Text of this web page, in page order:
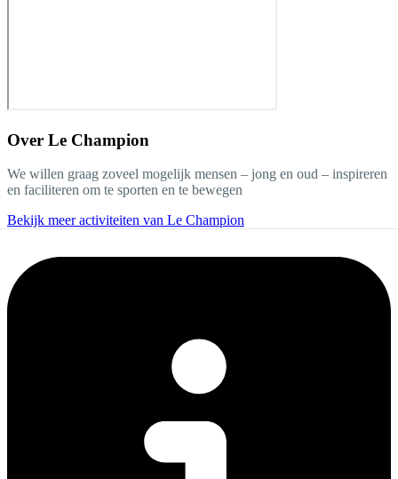
Over Le Champion
We willen graag zoveel mogelijk mensen – jong en oud – inspireren
en faciliteren om te sporten en te bewegen
Bekijk meer activiteiten van Le Champion